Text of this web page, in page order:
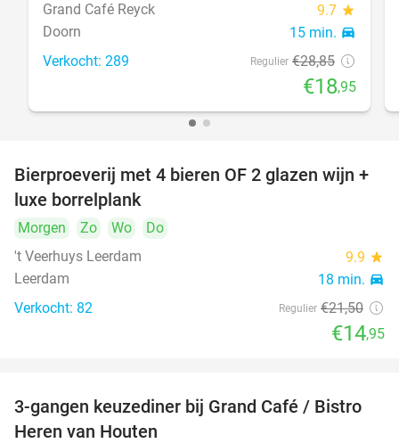
Grand Café Reyck
9.7 star
Doorn 15 min. directions_car
Verkocht: 289 Regulier €28,85
€18,95
30%
Bierproeverij met 4 bieren OF 2 glazen wijn +
luxe borrelplank
Morgen Zo Wo
Do
't Veerhuys Leerdam
9.9 star
Leerdam 18 min. directions_car
Verkocht: 82 Regulier €21,50
€14,95
32%
3-gangen keuzediner bij Grand Café / Bistro
Heren van Houten